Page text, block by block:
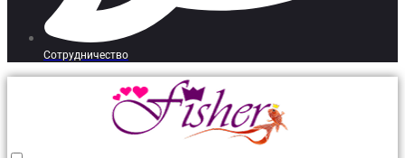
Сотрудничество